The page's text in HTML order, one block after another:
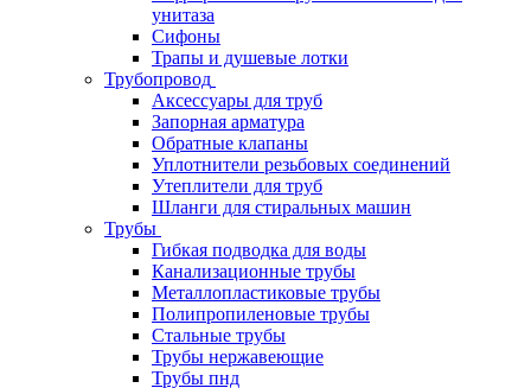
унитаза
Сифоны
Трапы и душевые лотки
Трубопровод
Аксессуары для труб
Запорная арматура
Обратные клапаны
Уплотнители резьбовых соединений
Утеплители для труб
Шланги для стиральных машин
Трубы
Гибкая подводка для воды
Канализационные трубы
Металлопластиковые трубы
Полипропиленовые трубы
Стальные трубы
Трубы нержавеющие
Трубы пнд